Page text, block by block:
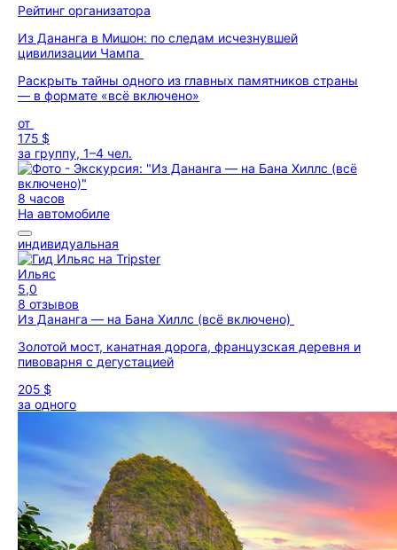
Рейтинг организатора
Из Дананга в Мишон: по следам исчезнувшей
цивилизации Чампа
Раскрыть тайны одного из главных памятников страны
— в формате «всё включено»
от
175 $
за группу, 1–4 чел.
8 часов
На автомобиле
индивидуальная
Ильяс
5,0
8 отзывов
Из Дананга — на Бана Хиллс (всё включено)
Золотой мост, канатная дорога, французская деревня и
пивоварня с дегустацией
205 $
за одного